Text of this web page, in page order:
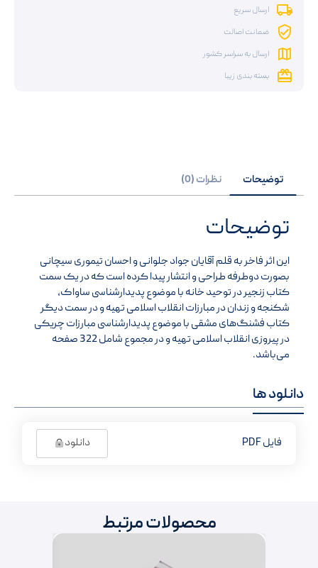
ارسال سریع
ضمانت اصالت
ارسال به سراسر کشور
بسته بندی زیبا
توضیحات نظرات (0)
توضیحات
این اثر فاخر به قلم آقایان جواد جلوانی و احسان تیموری سیچانی
بصورت دوطرفه طراحی و انتشار پیدا کرده است که در یک سمت
کتاب زنجیر در توحید خانه با موضوع پدیدارشناسی ساواک،
شکنجه و زندان در مبارزات انقلاب اسلامی تهیه و در سمت دیگر
کتاب فشنگ‌های مشقی با موضوع پدیدارشناسی مبارزات چریکی
در پیروزی انقلاب اسلامی تهیه و در مجموع شامل 322 صفحه
می‌باشد.
دانلود ها
فایل PDF دانلود
محصولات مرتبط